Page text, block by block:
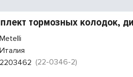
тормозных колодок,
Metelli
Италия
2203462 (22-0346-2)